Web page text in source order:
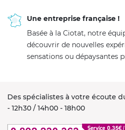
Une entreprise française !
Basée à la Ciotat, notre
découvrir de nouvelles
sensations ou dépaysantes
Des spécialistes à votre écoute
- 12h30 / 14h00 - 18h00